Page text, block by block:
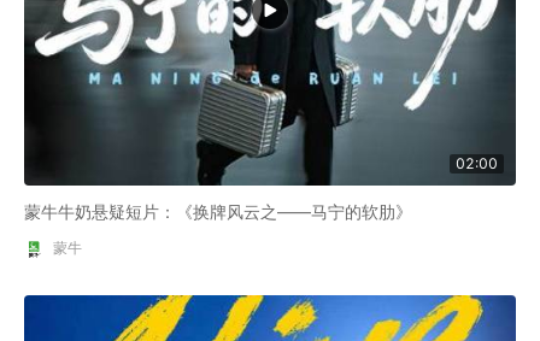
02:00
蒙牛牛奶悬疑短片：《换牌风云之——马宁的软肋》
蒙牛